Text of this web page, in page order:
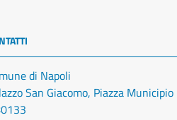
di Napoli
San Giacomo, Piazza Municipio